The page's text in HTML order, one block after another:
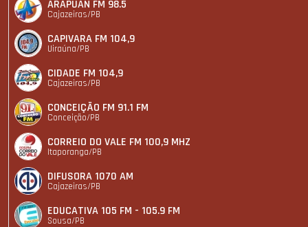
ARAPUAN FM 98.5
Cajazeiras/PB
CAPIVARA FM 104,9
Uiraúna/PB
CIDADE FM 104,9
Cajazeiras/PB
CONCEIÇÃO FM 91.1 FM
Conceição/PB
CORREIO DO VALE FM 100,9 MHZ
Itaporanga/PB
DIFUSORA 1070 AM
Cajazeiras/PB
EDUCATIVA 105 FM - 105.9 FM
Sousa/PB